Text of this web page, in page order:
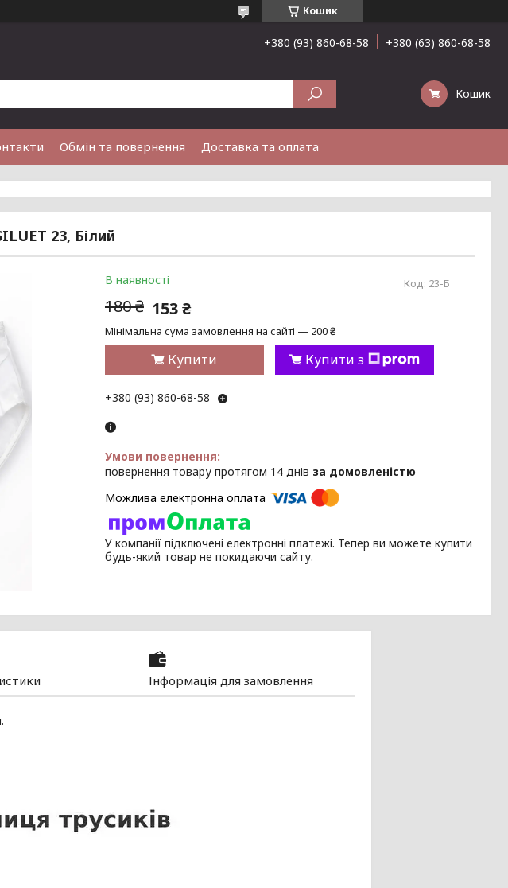
Кошик
+380 (93) 860-68-58 +380 (63) 860-68-58
Кошик
Обмін та повернення Доставка та оплата
23, Білий
В наявності Код: 23-Б
180 ₴ 153 ₴
Мінімальна сума замовлення на сайті — 200 ₴
Купити Купити з
+380 (93) 860-68-58
повернення товару протягом 14 днів за домовленістю
У компанії підключені електронні платежі. Тепер ви можете купити
будь-який товар не покидаючи сайту.
Інформація для замовлення